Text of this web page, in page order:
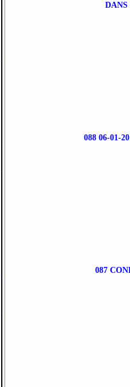
088 06-01-
087